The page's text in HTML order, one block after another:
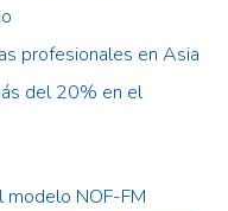
profesionales en Asia
del 20% en el
modelo NOF-FM